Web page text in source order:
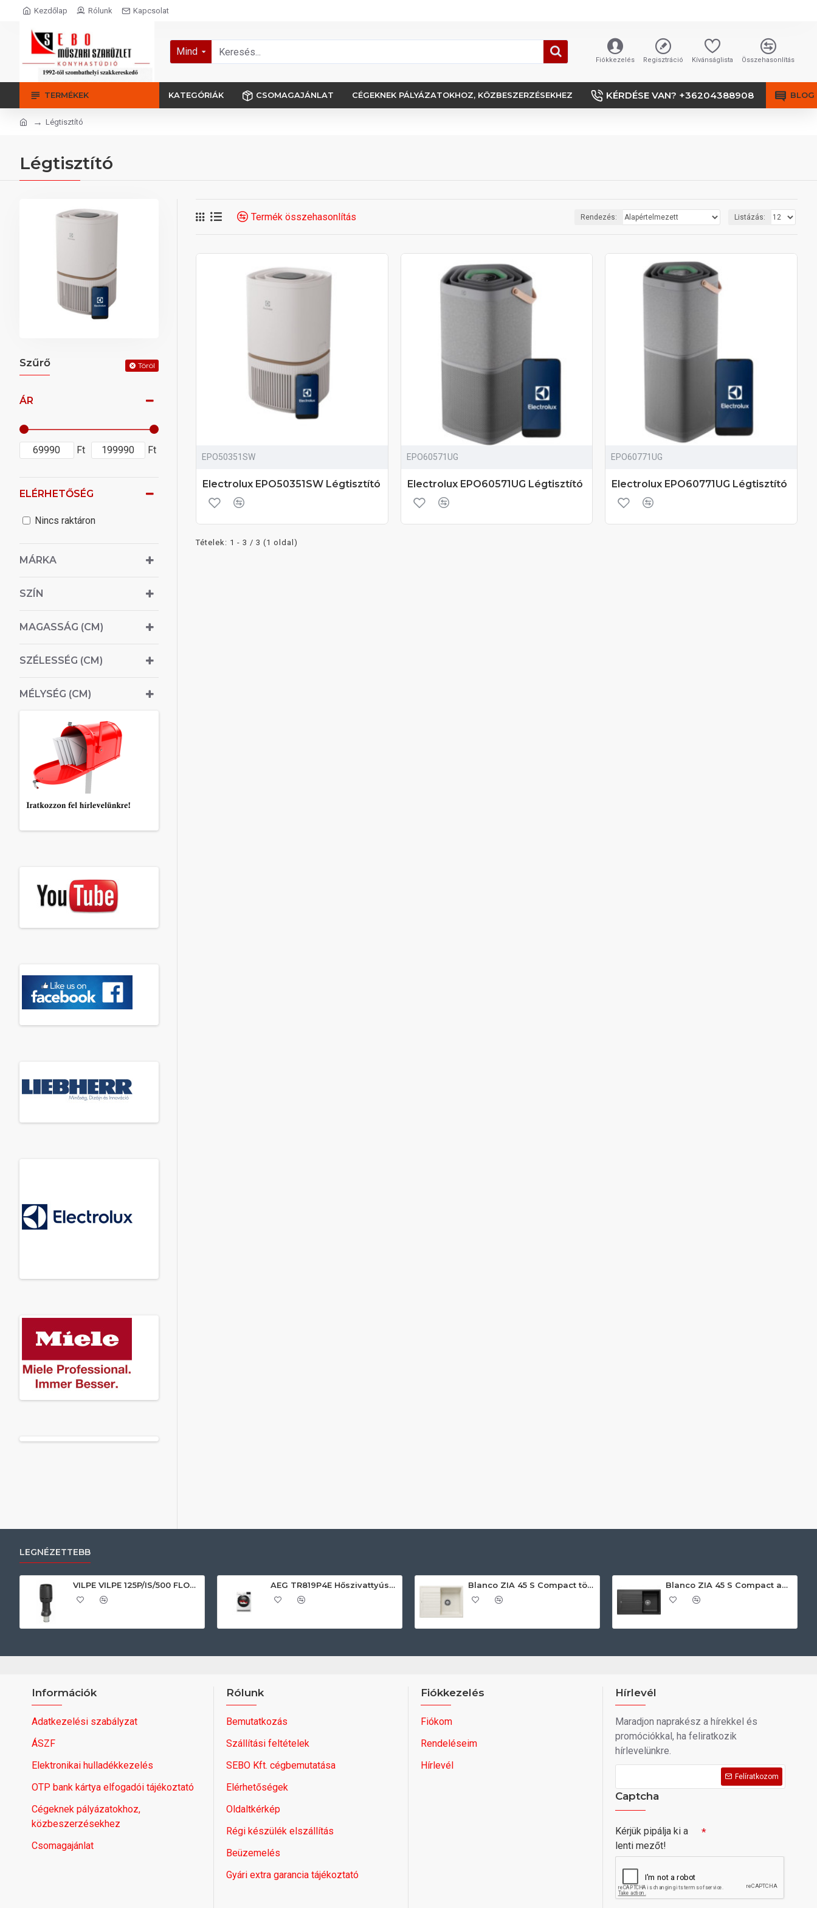
Kezdőlap Rólunk Kapcsolat
Mind
Fiókkezelés Regisztráció Kívánságlista Összehasonlítás
TERMÉKEK KATEGÓRIÁK CSOMAGAJÁNLAT CÉGEKNEK PÁLYÁZATOKHOZ, KÖZBESZERZÉSEKHEZ KÉRDÉSE VAN? +36204388908 BLOG
Légtisztító
Légtisztító
Szűrő Töröl
ÁR
Ft Ft
MÁRKA
SZÍN
MAGASSÁG (CM)
SZÉLESSÉG (CM)
MÉLYSÉG (CM)
ELÉRHETŐSÉG
Nincs raktáron
Termék összehasonlítás Rendezés: Listázás:
EPO50351SW
Electrolux EPO50351SW Légtisztító
EPO60571UG
Electrolux EPO60571UG Légtisztító
EPO60771UG
Electrolux EPO60771UG Légtisztító
Tételek: 1 - 3 / 3 (1 oldal)
LEGNÉZETTEBB
VILPE VILPE 125P/IS/500 FLOW tetőszellőző, fekete Szellőztető ventilátor tartozékok AEG TR819P4E Hőszivattyús szárítógép Blanco ZIA 45 S Compact törtfehér exc.n. 527197 Gránit mosogatótálca Blanco ZIA 45 S Compact antracit exc.n 524721 Gránit mosogatótálca
Információk
Adatkezelési szabályzat
ÁSZF
Elektronikai hulladékkezelés
OTP bank kártya elfogadói tájékoztató
Cégeknek pályázatokhoz,
közbeszerzésekhez
Csomagajánlat
Rólunk
Bemutatkozás
Szállítási feltételek
SEBO Kft. cégbemutatása
Elérhetőségek
Oldaltkérkép
Régi készülék elszállítás
Beüzemelés
Gyári extra garancia tájékoztató
Fiókkezelés
Fiókom
Rendeléseim
Hírlevél
Hírlevél
Maradjon naprakész a hírekkel és
promóciókkal, ha feliratkozik
hírlevelünkre.
Felíratkozom
Captcha
Kérjük pipálja ki a
lenti mezőt!